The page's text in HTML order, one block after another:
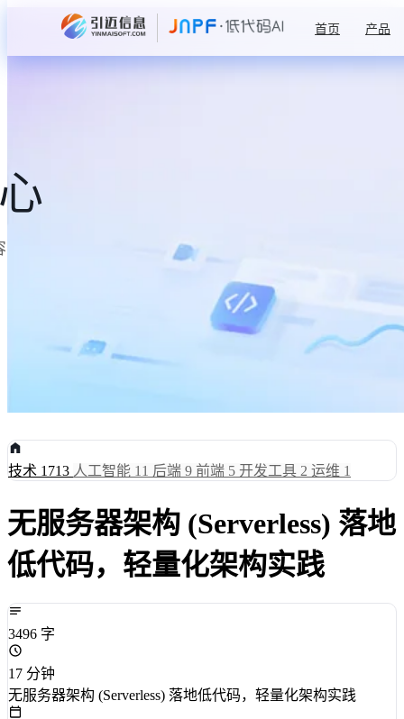
首页 产品
技术 1713 人工智能 11 后端 9 前端 5 开发工具 2 运维 1
无服务器架构 (Serverless) 落地
低代码，轻量化架构实践
3496 字
17 分钟
无服务器架构 (Serverless) 落地低代码，轻量化架构实践